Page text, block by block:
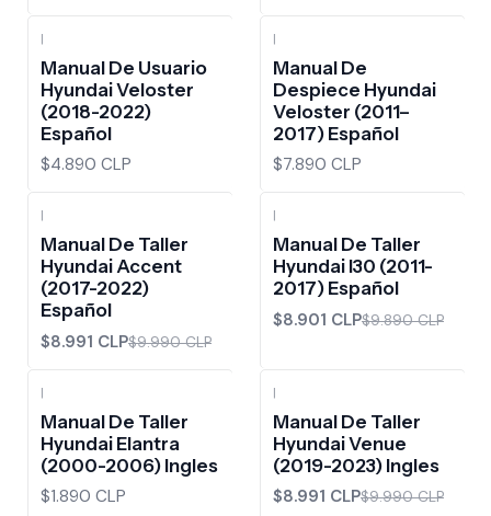
|
Manual De Usuario
Hyundai Veloster
(2018-2022)
Español
$4.890 CLP
|
Manual De
Despiece Hyundai
Veloster (2011–
2017) Español
$7.890 CLP
|
Manual De Taller
Hyundai Accent
(2017-2022)
Español
$8.991 CLP$9.990 CLP
|
Manual De Taller
Hyundai I30 (2011-
2017) Español
$8.901 CLP$9.890 CLP
|
Manual De Taller
Hyundai Elantra
(2000-2006) Ingles
$1.890 CLP
|
Manual De Taller
Hyundai Venue
(2019-2023) Ingles
$8.991 CLP$9.990 CLP